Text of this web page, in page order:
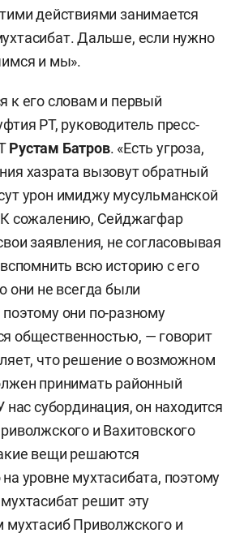
действиями занимается
Дальше, если нужно
и мы».
к его словам и первый
РТ, руководитель пресс-
Рустам Батров. «Есть угроза,
хазрата вызовут обратный
урон имиджу мусульманской
сожалению, Сейджагфар
заявления, не согласовывая
всю историю с его
они не всегда были
они по-разному
общественностью, — говорит
что решение о возможном
принимать районный
нас субординация, он находится
и Вахитовского
вещи решаются
уровне мухтасибата, поэтому
решит эту
мухтасиб Приволжского и